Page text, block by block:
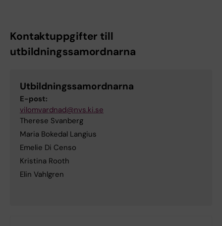
Kontaktuppgifter till
utbildningssamordnarna
Utbildningssamordnarna
E-post:
vilomvardnad@nvs.ki.se
Therese Svanberg
Maria Bokedal Langius
Emelie Di Censo
Kristina Rooth
Elin Vahlgren